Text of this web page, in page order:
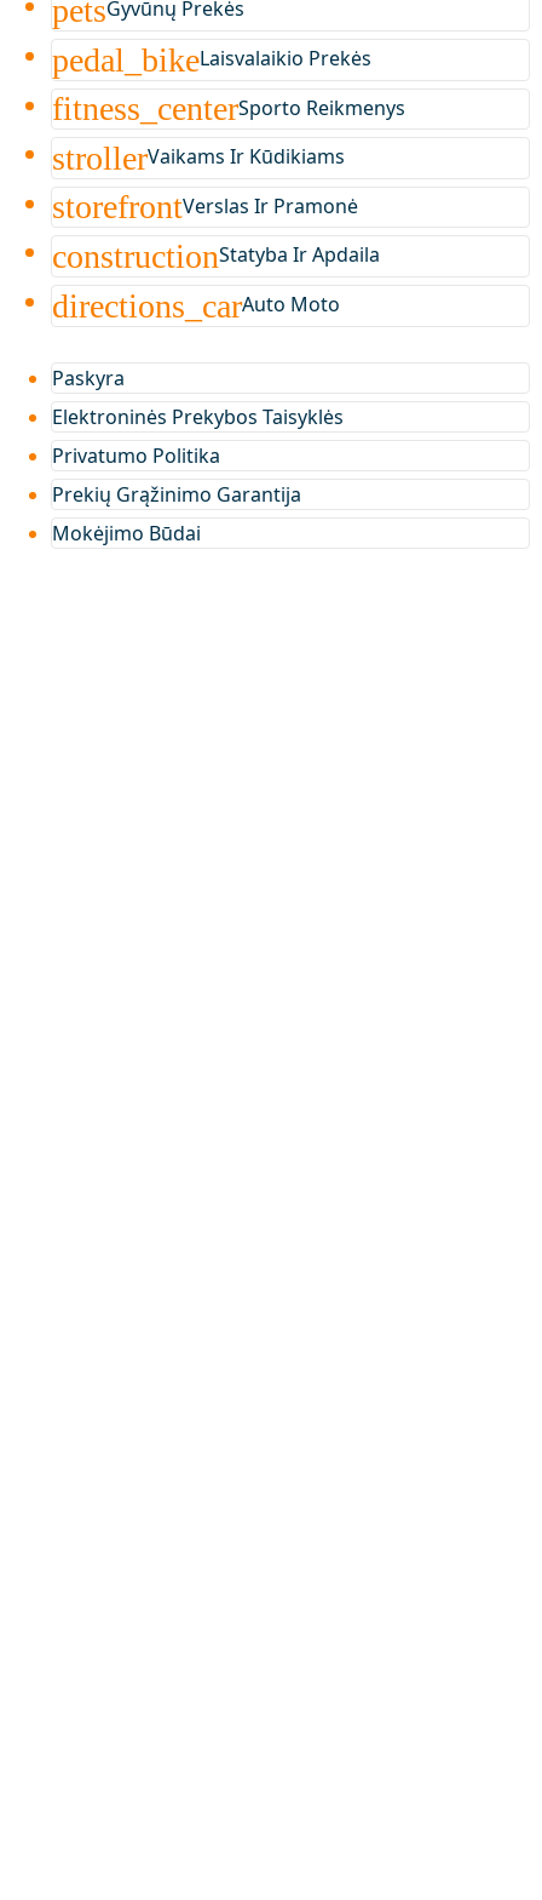
petsGyvūnų Prekės
pedal_bikeLaisvalaikio Prekės
fitness_centerSporto Reikmenys
strollerVaikams Ir Kūdikiams
storefrontVerslas Ir Pramonė
constructionStatyba Ir Apdaila
directions_carAuto Moto
Paskyra
Elektroninės Prekybos Taisyklės
Privatumo Politika
Prekių Grąžinimo Garantija
Mokėjimo Būdai